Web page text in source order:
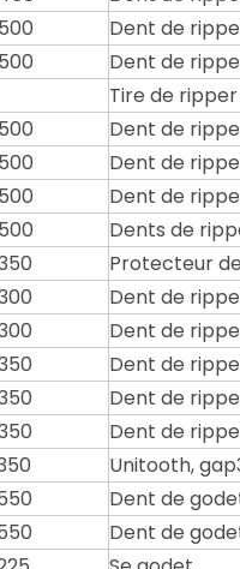
Dent de
Dent de
Tire de
Dent de
Dent de
Dent de
Dents de
Protecteur
Dent de
Dent de
Dent de
Dent de
Dent de
Unitooth,
Dent de
Dent de